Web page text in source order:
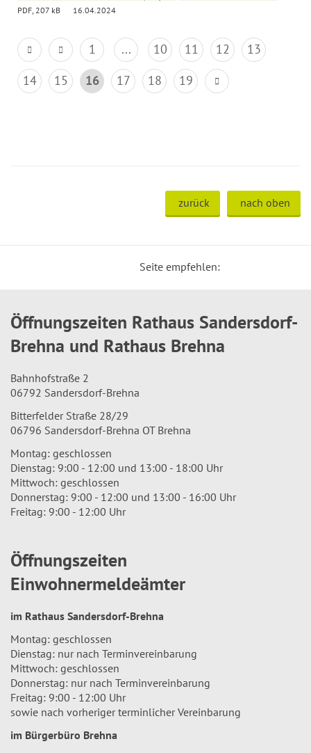
PDF, 207 kB 16.04.2024
1 ... 10 11 12
13
14
15 16 17 18 19
zurück nach oben
Seite empfehlen:
Öffnungszeiten Rathaus Sandersdorf-
Brehna und Rathaus Brehna
Bahnhofstraße 2
06792 Sandersdorf-Brehna
Bitterfelder Straße 28/29
06796 Sandersdorf-Brehna OT Brehna
Montag: geschlossen
Dienstag: 9:00 - 12:00 und 13:00 - 18:00 Uhr
Mittwoch: geschlossen
Donnerstag: 9:00 - 12:00 und 13:00 - 16:00 Uhr
Freitag: 9:00 - 12:00 Uhr
Öffnungszeiten
Einwohnermeldeämter
im Rathaus Sandersdorf-Brehna
Montag: geschlossen
Dienstag: nur nach Terminvereinbarung
Mittwoch: geschlossen
Donnerstag: nur nach Terminvereinbarung
Freitag: 9:00 - 12:00 Uhr
sowie nach vorheriger terminlicher Vereinbarung
im Bürgerbüro Brehna